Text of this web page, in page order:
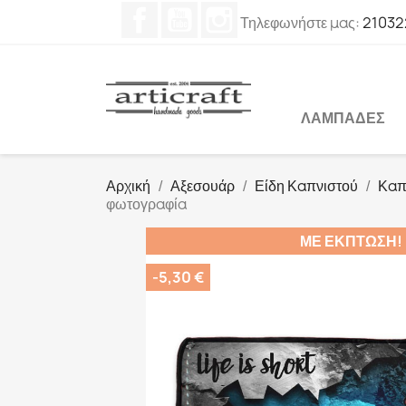
Τηλεφωνήστε μας:
ΛΑΜΠΆΔΕΣ
Αρχική Αξεσουάρ Είδη Καπνιστού
φωτογραφία
ΜΕ ΈΚΠΤΩΣΗ!
-5,30 €